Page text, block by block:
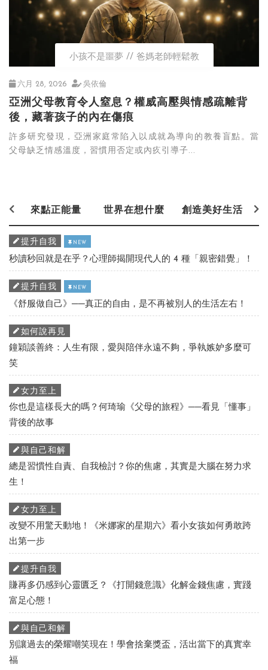
小孩不是噩夢 爸媽老師輕鬆教
六月 28, 2026 吳依倫
亞洲父母教育令人窒息？權威高壓與情感疏離背
後，藏著孩子的內在傷痕
許多研究發現，亞洲家庭常陷入以成就為導向的教養盲點。當
父母缺乏情感溫度，習慣用否定或內疚引導子...
來點正能量 世界在想什麼 創造美好生活
提升自我 NEW
秒讀秒回就是在乎？心理師揭開現代人的 4 種「親密錯覺」！
提升自我 NEW
《舒服做自己》──真正的自由，是不再被別人的生活左右！
如何說再見
鐘穎談善終：人生有限，愛與陪伴永遠不夠，爭執嫉妒多麼可
笑
女力至上
你也是這樣長大的嗎？何琦瑜《父母的旅程》──看見「懂事」
背後的故事
與自己和解
總是習慣性自責、自我檢討？你的焦慮，其實是大腦在努力求
生！
女力至上
改變不用驚天動地！《米娜家的星期六》看小女孩如何勇敢跨
出第一步
提升自我
賺再多仍感到心靈匱乏？《打開錢意識》化解金錢焦慮，實踐
富足心態！
與自己和解
別讓過去的榮耀嘲笑現在！學會捨棄獎盃，活出當下的真實幸
福